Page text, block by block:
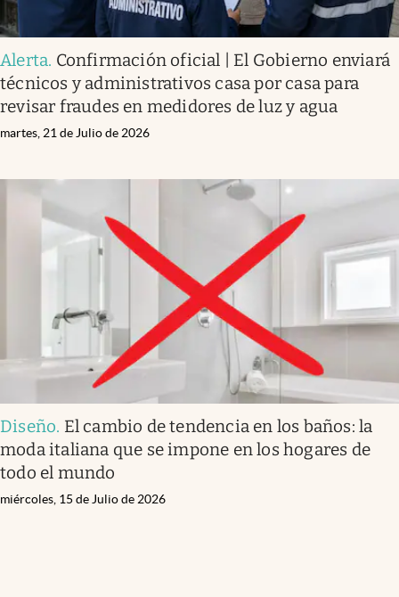
Alerta. Confirmación oficial | El Gobierno enviará
técnicos y administrativos casa por casa para
revisar fraudes en medidores de luz y agua
martes, 21 de Julio de 2026
Diseño. El cambio de tendencia en los baños: la
moda italiana que se impone en los hogares de
todo el mundo
miércoles, 15 de Julio de 2026